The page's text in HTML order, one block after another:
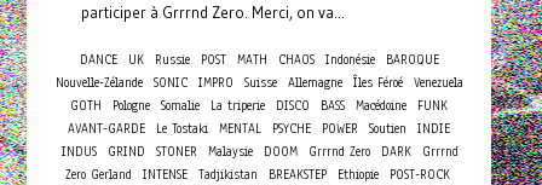
participer à Grrrnd Zero. Merci, on va...
DANCE UK Russie POST MATH CHAOS Indonésie
BAROQUE
Nouvelle-Zélande
SONIC IMPRO Suisse Allemagne Îles Féroé
Venezuela
GOTH
Pologne Somalie La triperie DISCO BASS Macédoine
FUNK
AVANT-GARDE
Le Tostaki MENTAL PSYCHE POWER Soutien
INDIE
INDUS
GRIND STONER Malaysie DOOM Grrrnd Zero DARK
Grrrnd
Zero Gerland
INTENSE Tadjikistan BREAKSTEP Ethiopie
POST-ROCK